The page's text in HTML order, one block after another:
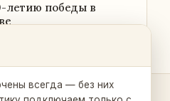
летию победы в
всегда — без них